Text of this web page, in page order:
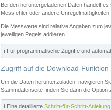
Bei den heruntergeladenen Daten handelt es
Messfehler oder andere Unregelmäßigkeiten
Die Messwerte sind relative Angaben zum
jeweiligen Pegels addieren.
ℹ️ Für programmatische Zugriffe und
Zugriff auf die Download-Funktion
Um die Daten herunterzuladen, navigieren
Stammdatenseite finden Sie dann die
ℹ️ Eine detaillierte Schritt-für-Schritt-